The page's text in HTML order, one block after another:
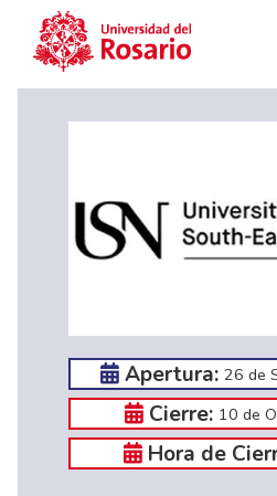
Apertura: 26 de
Cierre: 10 de
Hora de